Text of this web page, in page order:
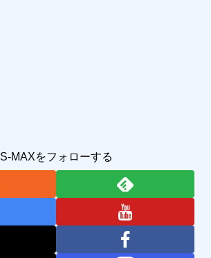
S-MAXをフォローする